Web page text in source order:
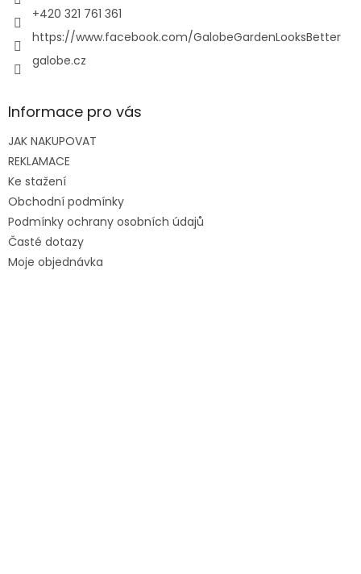
+420 321 761 361
https://www.facebook.com/GalobeGardenLooksBetter
galobe.cz
Informace pro vás
JAK NAKUPOVAT
REKLAMACE
Ke stažení
Obchodní podmínky
Podmínky ochrany osobních údajů
Časté dotazy
Moje objednávka